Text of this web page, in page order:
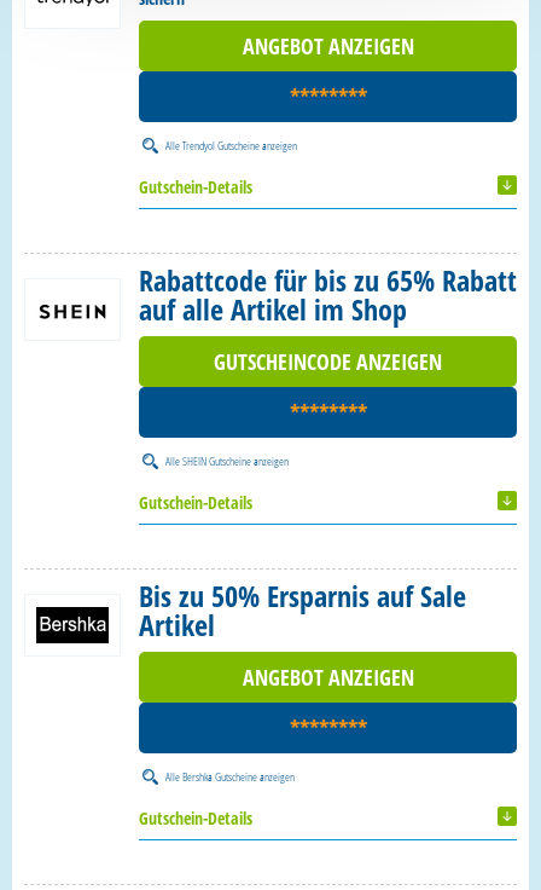
ANGEBOT ANZEIGEN
********
AlleTrendyol Gutscheineanzeigen
Gutschein-Details
Rabattcode für bis zu 65% Rabatt
auf alle Artikel im Shop
GUTSCHEINCODE ANZEIGEN
********
AlleSHEIN Gutscheineanzeigen
Gutschein-Details
Bis zu 50% Ersparnis auf Sale
Artikel
ANGEBOT ANZEIGEN
********
AlleBershka Gutscheineanzeigen
Gutschein-Details